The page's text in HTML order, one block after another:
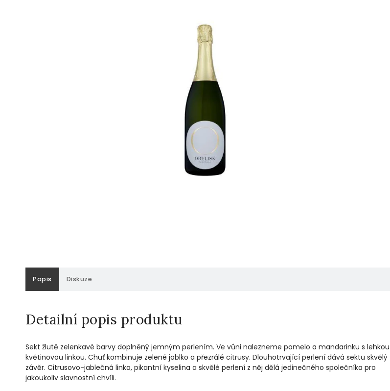
Popis Diskuze
Detailní popis produktu
Sekt žlutě zelenkavé barvy doplněný jemným perlením. Ve vůni nalezneme pomelo a mandarinku s lehkou
květinovou linkou. Chuť kombinuje zelené jablko a přezrálé citrusy. Dlouhotrvající perlení dává sektu skvělý
závěr. Citrusovo-jablečná linka, pikantní kyselina a skvělé perlení z něj dělá jedinečného společníka pro
jakoukoliv slavnostní chvíli.